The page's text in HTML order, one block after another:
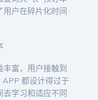
户在碎片化时间
丰富，用户接触到
都设计得过于
学习和适应不同